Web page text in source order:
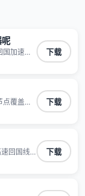
呢
加速器
定，专
域限
下载
覆盖，
生打
低延迟
下载
回国线
速线路
互不干
听
下载